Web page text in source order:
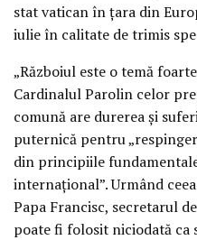
stat vatican în țara din
iulie în calitate de trimis
„Războiul este o temă
Cardinalul Parolin celor
comună are durerea și
puternică pentru
din principiile
internațional”. Urmând
Papa Francisc, secretarul
poate fi folosit niciodată